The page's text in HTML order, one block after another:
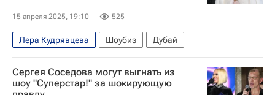
15 апреля 2025, 19:10 525
Лера Кудрявцева Шоубиз Дубай
Сергея Соседова могут выгнать из
шоу "Суперстар!" за шокирующую